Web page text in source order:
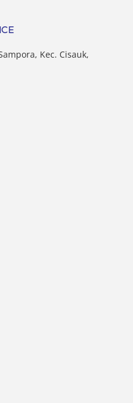
Kec. Cisauk,